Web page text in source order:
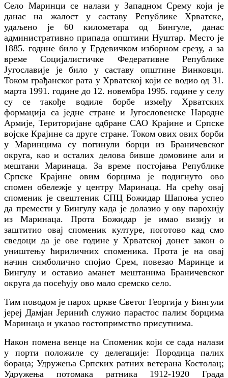
Село Маринци се налази у Западном Срему који је
данас на жалост у саставу Републике Хрватске,
удаљено је 60 километара од Бингуле, данас
административно припада општини Нуштар. Место је
1885. године било у Ердевичком изборном срезу, а за
време Социјалистичке Федеративне Републике
Југославије је било у саставу општине Винковци.
Током грађанског рата у Хрватској који се водио од 31.
марта 1991. године до 12. новембра 1995. године у селу
су се такође водиле борбе између Хрватских
формација са једне стране и Југословенске Народне
Армије, Територијане одбране САО Крајине и Српске
војске Крајине са друге стране. Током ових ових борби
у Маринцима су погинули борци из Браничевског
округа, као и осталих делова бивше домовине али и
мештани Маринаца. За време постојања Републике
Српске Крајине овим борцима је подигнуто ово
спомен обележје у центру Маринаца. На срећу овај
споменик је свештеник СПЦ Божидар Шапоња успео
да премести у Бингулу када је долазио у ову парохију
из Маринаца. Прота Божидар је имао визију и
заштитио овај споменик културе, поготово кад смо
сведоци да је ове године у Хрватској донет закон о
уништењу ћириличних споменика. Прота је на овај
начин симболично спојио Срем, повезао Маринце и
Бингулу и оставио аманет мештанима Браничевског
округа да посећују ово мало сремско село.
Тим поводом је парох цркве Светог Георгија у Бингули
јереј Дамјан Јеринић служио парастос палим борцима
Маринаца и указао гостопримство присутнима.
Након помена венце на Споменик који се сада налази
у порти положиле су делегације:
Породица палих
бораца; Удружења Српских ратних ветерана Костолац;
Удружења потомака ратника 1912-1920 Града